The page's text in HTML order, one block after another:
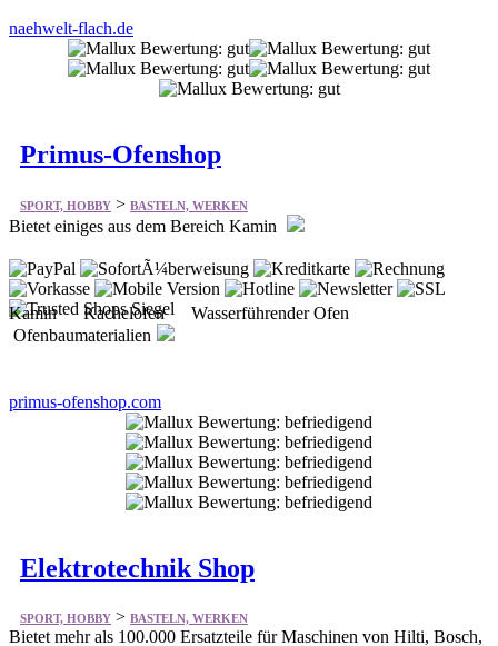
naehwelt-flach.de
Primus-Ofenshop
SPORT, HOBBY > BASTELN, WERKEN
Bietet einiges aus dem Bereich Kamin
Kamin Kachelofen Wasserführender Ofen
Ofenbaumaterialien
primus-ofenshop.com
Elektrotechnik Shop
SPORT, HOBBY > BASTELN, WERKEN
Bietet mehr als 100.000 Ersatzteile für Maschinen von Hilti, Bosch,